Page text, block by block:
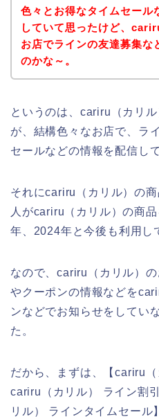
色々とお得なタイムセール
していて思ったけど、
お店でラインの友達募集な
のかな～。
というのは、cariru（カリ
が、結構色々なお店で、ラ
セールなどの情報を配信し
それにcariru（カリル）の
人がcariru（カリル）の商
年、2024年と今後も利用し
なので、cariru（カリル）
やクーポンの情報などを
ンなどでお知らせをしてい
た。
だから、まずは、【cariru
cariru（カリル） ライン割
リル） ラインタイムセール